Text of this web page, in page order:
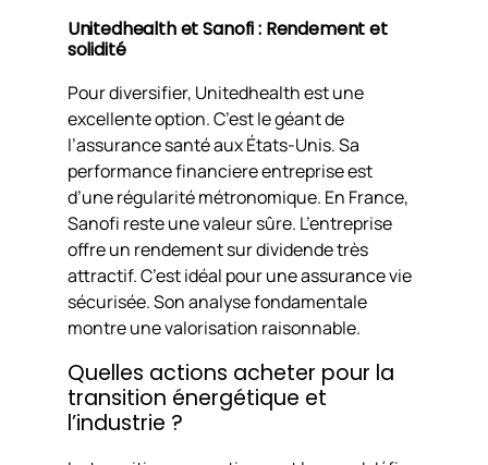
Unitedhealth et Sanofi : Rendement et
solidité
Pour diversifier, Unitedhealth est une
excellente option. C’est le géant de
l’assurance santé aux États-Unis. Sa
performance financiere entreprise est
d’une régularité métronomique. En France,
Sanofi reste une valeur sûre. L’entreprise
offre un rendement sur dividende très
attractif. C’est idéal pour une assurance vie
sécurisée. Son analyse fondamentale
montre une valorisation raisonnable.
Quelles actions acheter pour la
transition énergétique et
l’industrie ?